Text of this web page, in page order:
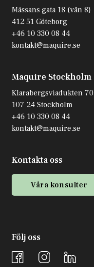
Mässans gata 18 (vån 8)
412 51 Göteborg
+46 10 330 08 44
kontakt@maquire.se
Maquire Stockholm
Klarabergsviadukten 70
107 24 Stockholm
+46 10 330 08 44
kontakt@maquire.se
Kontakta oss
Våra konsulter
Följ oss